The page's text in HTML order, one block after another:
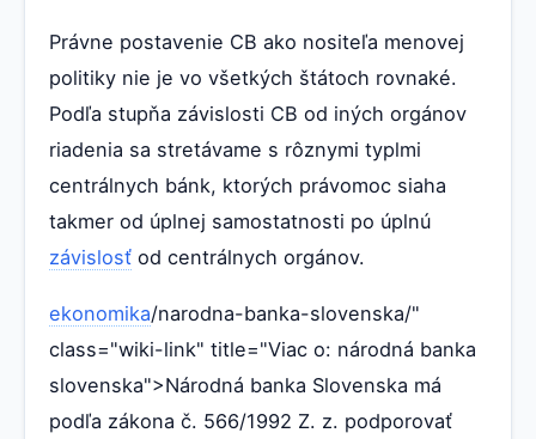
Právne postavenie CB ako nositeľa menovej
politiky nie je vo všetkých štátoch rovnaké.
Podľa stupňa závislosti CB od iných orgánov
riadenia sa stretávame s rôznymi typlmi
centrálnych bánk, ktorých právomoc siaha
takmer od úplnej samostatnosti po úplnú
závislosť od centrálnych orgánov.
ekonomika/narodna-banka-slovenska/"
class="wiki-link" title="Viac o: národná banka
slovenska">Národná banka Slovenska má
podľa zákona č. 566/1992 Z. z. podporovať